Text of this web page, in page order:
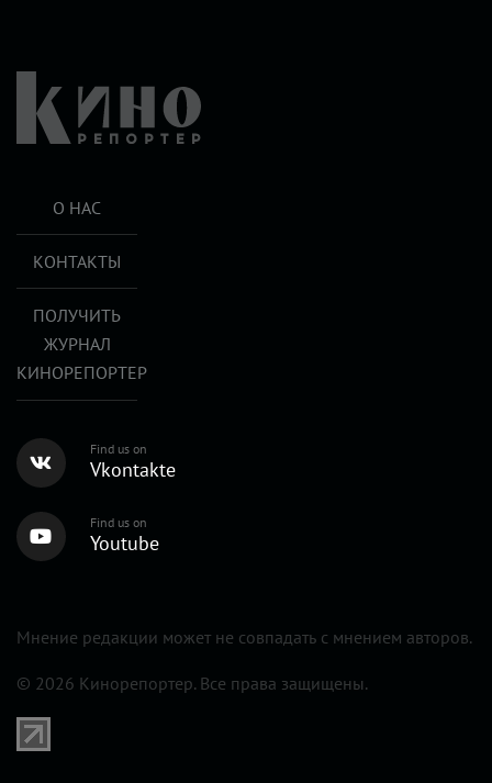
О НАС
КОНТАКТЫ
ПОЛУЧИТЬ
ЖУРНАЛ
КИНОРЕПОРТЕР
Find us on
Vkontakte
Find us on
Youtube
Мнение редакции может не совпадать с мнением авторов.
© 2026 Кинорепортер. Все права защищены.